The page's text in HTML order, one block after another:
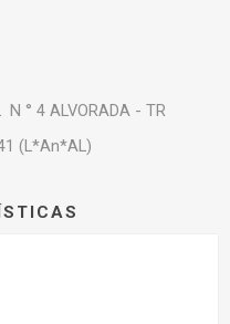
° 4 ALVORADA - TR
(L*An*AL)